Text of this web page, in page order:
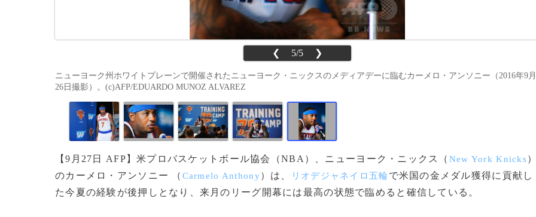
❮ 5/5 ❯
ニューヨーク州ホワイトプレーンで開催されたニューヨーク・ニックスのメディアデーに臨むカーメロ・アンソニー（2016年9月
26日撮影）。(c)AFP/EDUARDO MUNOZ ALVAREZ
【9月27日 AFP】米プロバスケットボール協会（NBA）、ニューヨーク・ニックス（ New York Knicks
のカーメロ・アンソニー （ Carmelo Anthony）は、 リオデジャネイロ五輪 で米国の金メダル獲得に貢献し
た今夏の経験が後押しとなり、来月のリーグ開幕には最高の状態で臨めると確信している。